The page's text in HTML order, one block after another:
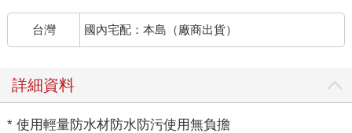
台灣 國內宅配：本島（廠商出貨）
詳細資料
* 使用輕量防水材防水防污使用無負擔